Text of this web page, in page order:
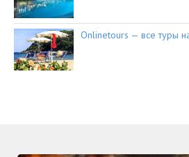
Onlinetours — все туры